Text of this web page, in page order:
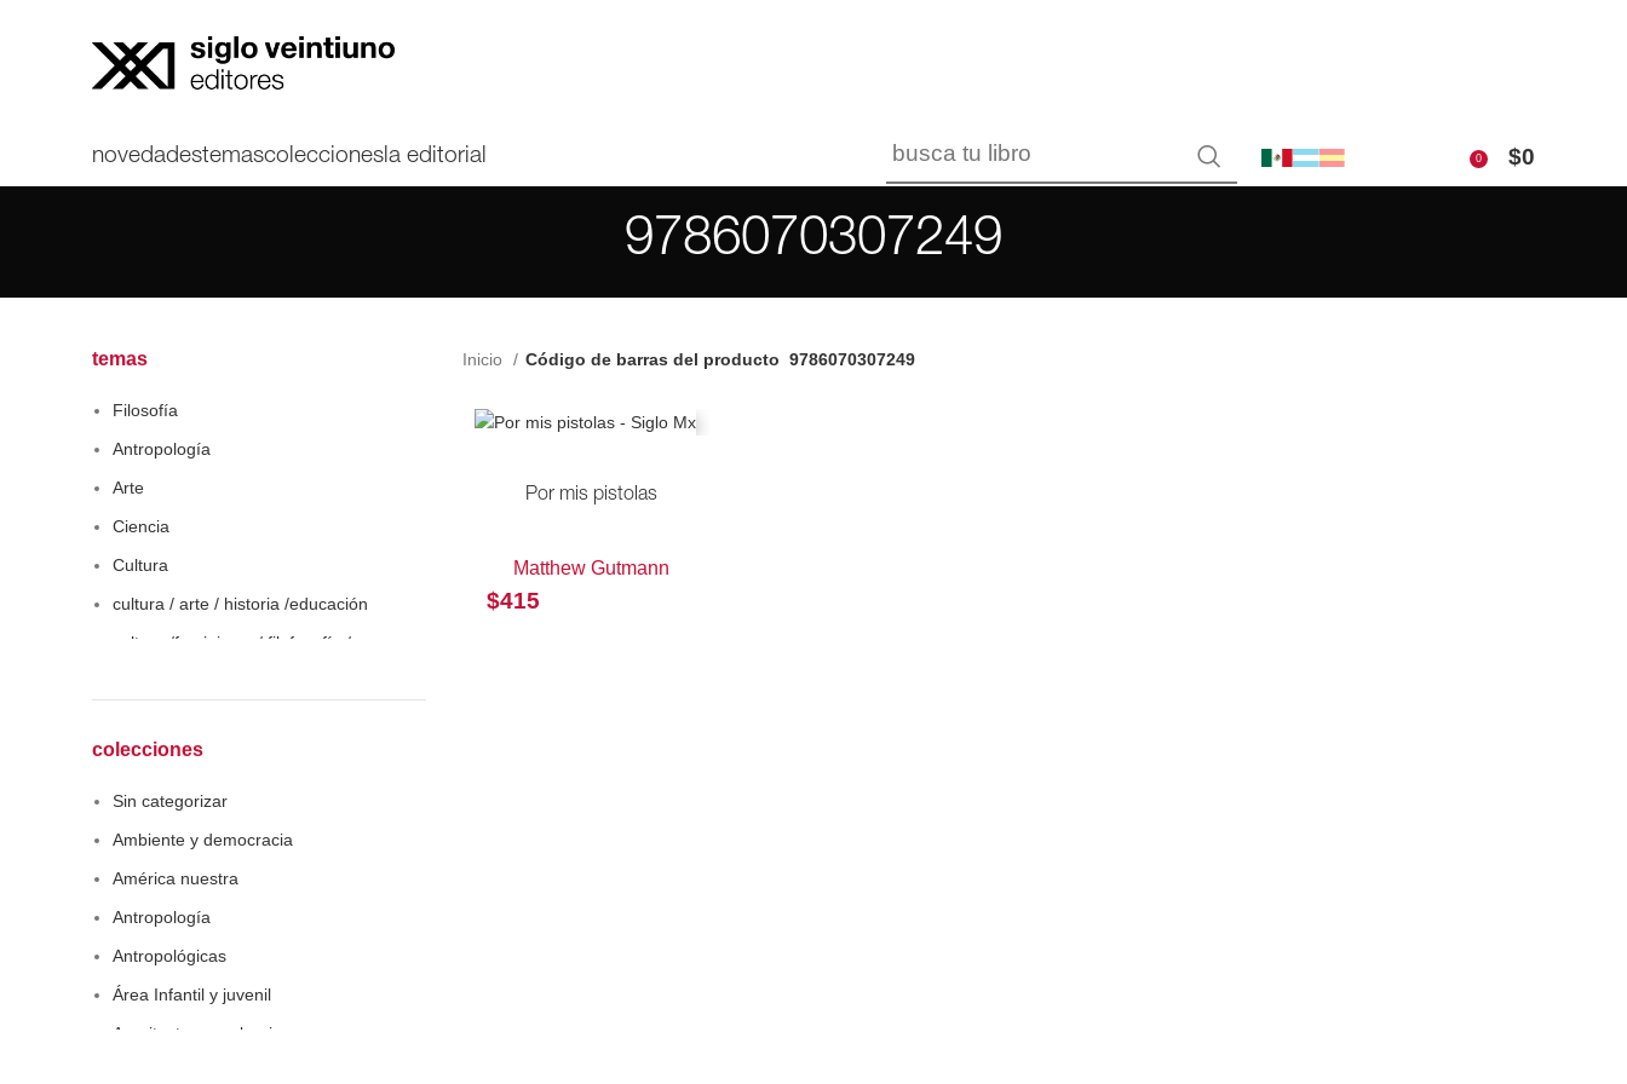
novedadestemascolecciones la editorial 0 $0
9786070307249
temas
Filosofía
Antropología
Arte
Ciencia
Cultura
cultura / arte / historia /educación
cultura /feminismo / filofosofía /
Economía
colecciones
Sin categorizar
Ambiente y democracia
América nuestra
Antropología
Antropológicas
Área Infantil y juvenil
Arquitectura y urbanismo
Inicio Código de barras del producto 9786070307249
Por mis pistolas
Matthew Gutmann
$415